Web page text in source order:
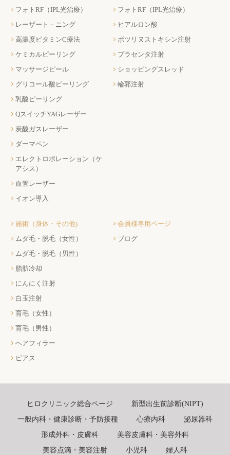
フォトRF（IPL光治療）
レーザート－ニング
高濃度ビタミンC療法
ケミカルピーリング
マッサージピール
グリコール酸ピーリング
乳酸ピーリング
QスイッチYAGレーザー
炭酸ガスレーザー
ダーマペン
エレクトロポレーション（ケ
アシス）
血管レーザー
イオン導入
フォトRF（IPL光治療）
ヒアルロン酸
ボツリヌストキシン注射
プラセンタ注射
ショッピングスレッド
輪郭注射
施術（身体・その他)
ムダ毛・脱毛（女性）
ムダ毛・脱毛（男性）
脂肪冷却
にんにく注射
白玉注射
育毛（女性）
育毛（男性）
ヘアフィラー
ピアス
会員様専用ページ
ブログ
ヒロクリニック総合ページ
新型出生前診断(NIPT)
一般内科・健康診断・予防接種
心療内科
泌尿器科
形成外科・皮膚科
美容皮膚科・美容外科
美容点滴・美容注射
小児科 婦人科